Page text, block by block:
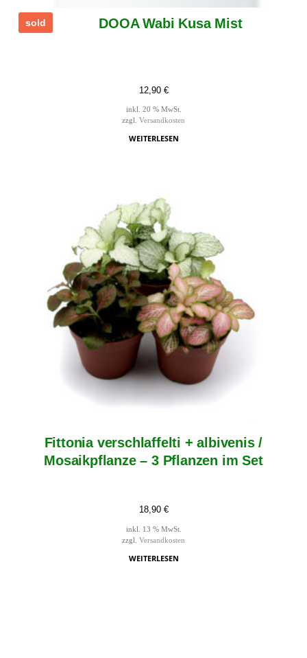
sold DOOA Wabi Kusa Mist
12,90 €
inkl. 20 % MwSt.
zzgl. Versandkosten
WEITERLESEN
Fittonia verschlaffelti + albivenis /
Mosaikpflanze – 3 Pflanzen im Set
18,90 €
inkl. 13 % MwSt.
zzgl. Versandkosten
WEITERLESEN